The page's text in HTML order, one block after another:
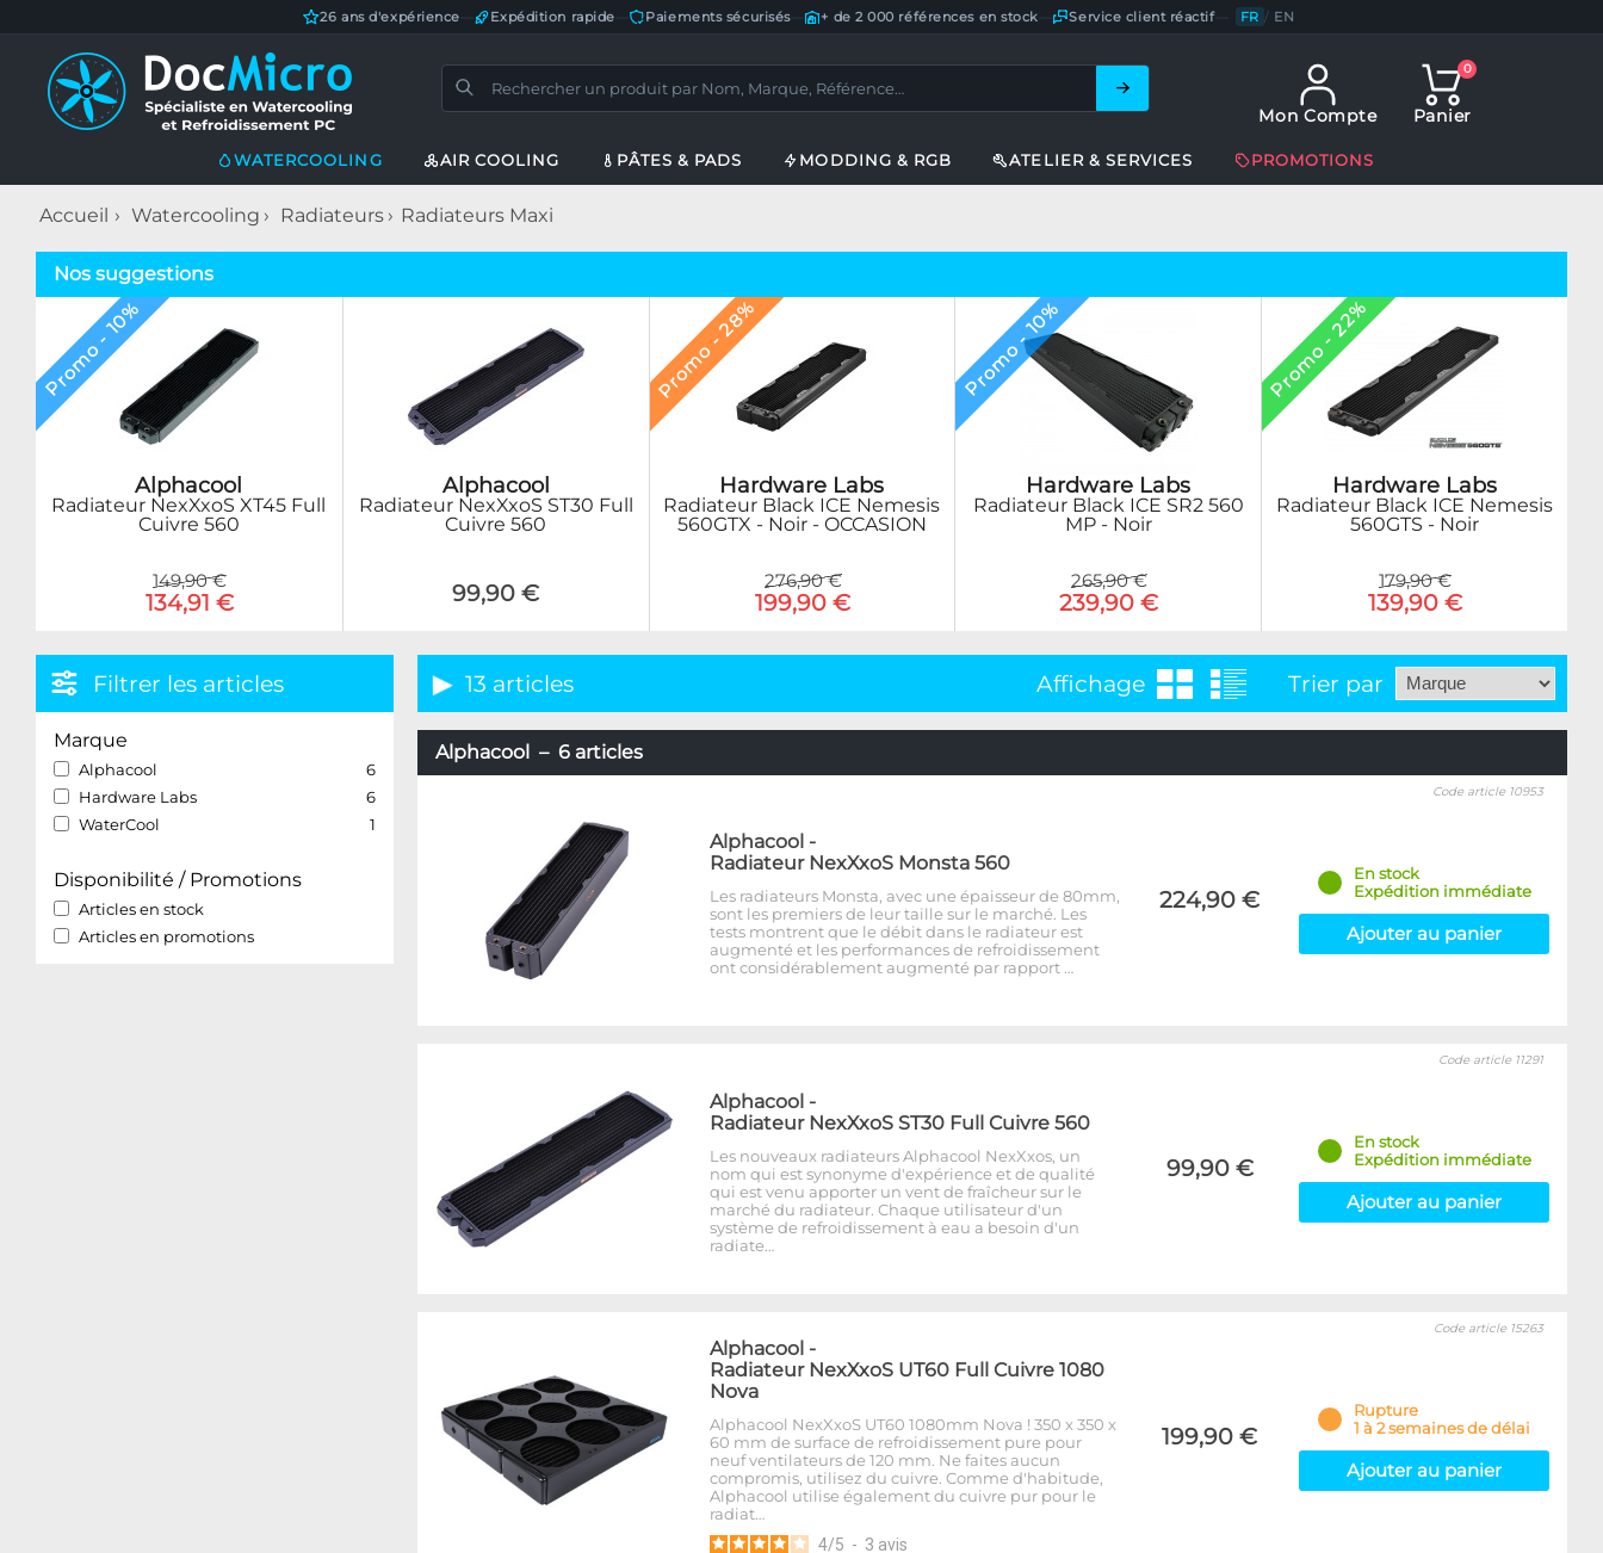
26 ans d'expérience Expédition rapide Paiements sécurisés— + de 2 000 références en stock Service client réactif— FR / EN
Mon Compte
0
Panier
WATERCOOLING AIR COOLING PÂTES & PADS MODDING & RGB ATELIER & SERVICES PROMOTIONS
Accueil Watercooling Radiateurs Radiateurs Maxi
Nos suggestions
Promo - 10%
Alphacool
Radiateur NexXxoS XT45 Full
Cuivre 560
149,90 €
134,91 €
Alphacool
Radiateur NexXxoS ST30 Full
Cuivre 560
99,90 €
Promo - 28%
Hardware Labs
Radiateur Black ICE Nemesis
560GTX - Noir - OCCASION
276,90 €
199,90 €
Promo - 10%
Hardware Labs
Radiateur Black ICE SR2 560
MP - Noir
265,90 €
239,90 €
Promo - 22%
Hardware Labs
Radiateur Black ICE Nemesis
560GTS - Noir
179,90 €
139,90 €
Filtrer les articles
Marque
Alphacool
6
Hardware Labs
6
WaterCool
1
Disponibilité / Promotions
Articles en stock
Articles en promotions
13 articles Affichage Trier par
Alphacool – 6 articles
Alphacool -
Radiateur NexXxoS Monsta 560
Les radiateurs Monsta, avec une épaisseur de 80mm,
sont les premiers de leur taille sur le marché. Les
tests montrent que le débit dans le radiateur est
augmenté et les performances de refroidissement
ont considérablement augmenté par rapport …
224,90 €
Code article 10953
En stock
Expédition immédiate
Ajouter au panier
Alphacool -
Radiateur NexXxoS ST30 Full Cuivre 560
Les nouveaux radiateurs Alphacool NexXxos, un
nom qui est synonyme d'expérience et de qualité
qui est venu apporter un vent de fraîcheur sur le
marché du radiateur. Chaque utilisateur d'un
système de refroidissement à eau a besoin d'un
radiate…
99,90 €
Code article 11291
En stock
Expédition immédiate
Ajouter au panier
Alphacool -
Radiateur NexXxoS UT60 Full Cuivre 1080
Nova
Alphacool NexXxoS UT60 1080mm Nova ! 350 x 350 x
60 mm de surface de refroidissement pure pour
neuf ventilateurs de 120 mm. Ne faites aucun
compromis, utilisez du cuivre. Comme d'habitude,
Alphacool utilise également du cuivre pur pour le
radiat…
4/5 - 3 avis
199,90 €
Code article 15263
Rupture
1 à 2 semaines de délai
Ajouter au panier